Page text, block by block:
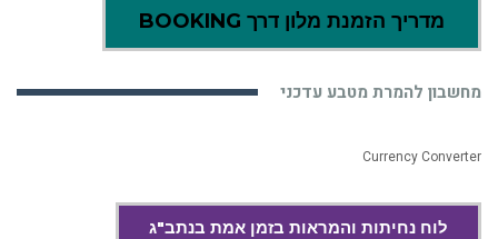
מדריך הזמנת מלון דרך BOOKING
מחשבון להמרת מטבע עדכני
Currency Converter
לוח נחיתות והמראות בזמן אמת בנתב"ג